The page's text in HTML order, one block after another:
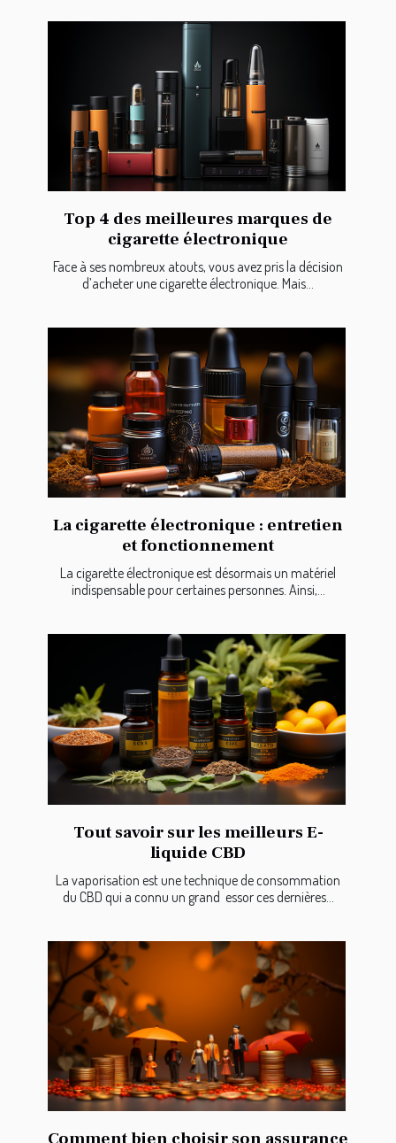
Top 4 des meilleures marques de
cigarette électronique
Face à ses nombreux atouts, vous avez pris la décision
d’acheter une cigarette électronique. Mais...
La cigarette électronique : entretien
et fonctionnement
La cigarette électronique est désormais un matériel
indispensable pour certaines personnes. Ainsi,...
Tout savoir sur les meilleurs E-
liquide CBD
La vaporisation est une technique de consommation
du CBD qui a connu un grand essor ces dernières...
Comment bien choisir son assurance